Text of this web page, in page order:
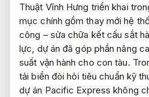
Thuật Vĩnh Hưng triển khai
mục chính gồm thay mới hệ
công – sửa chữa kết cấu sắt
lực, dự án đã góp phần nâng
suất vận hành cho con tàu.
tải biển đòi hỏi tiêu chuẩn kỹ
dự án Pacific Express không